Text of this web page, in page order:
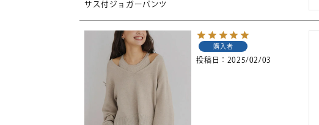
サス付ジョガーパンツ
購入者
投稿日 2025/02/03